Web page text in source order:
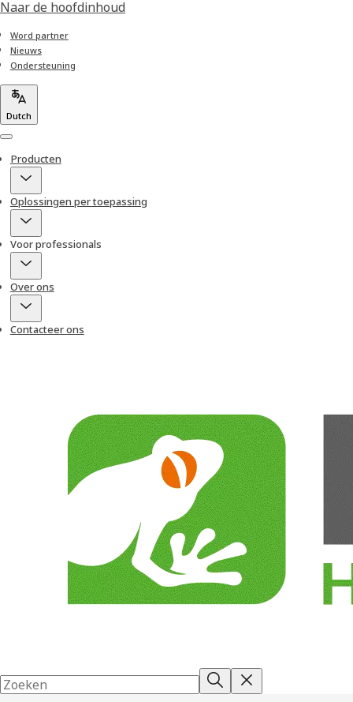
Naar de hoofdinhoud
Word partner
Nieuws
Ondersteuning
Dutch
Menu
Producten
Oplossingen per toepassing
Voor professionals
Over ons
Contacteer ons